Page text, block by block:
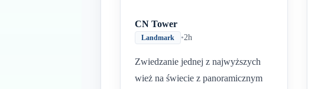
CN Tower
Landmark •2h
Zwiedzanie jednej z najwyższych
wież na świecie z panoramicznym